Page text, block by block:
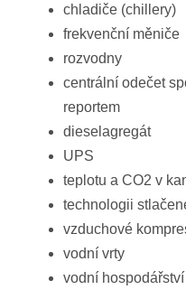
chladiče (chillery)
frekvenční měniče
rozvodny
centrální odečet
reportem
dieselagregát
UPS
teplotu a CO2 v
technologii
vzduchové
vodní vrty
vodní hospodářství